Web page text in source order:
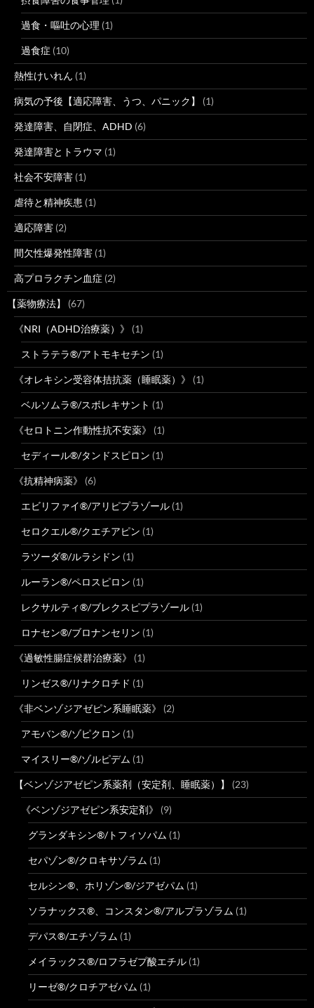
過食・嘔吐の心理 (1)
過食症 (10)
熱性けいれん (1)
病気の予後【適応障害、うつ、パニック】 (1)
発達障害、自閉症、ADHD (6)
発達障害とトラウマ (1)
社会不安障害 (1)
虐待と精神疾患 (1)
適応障害 (2)
間欠性爆発性障害 (1)
高プロラクチン血症 (2)
【薬物療法】 (67)
《NRI（ADHD治療薬）》 (1)
ストラテラ®/アトモキセチン (1)
《オレキシン受容体拮抗薬（睡眠薬）》 (1)
ベルソムラ®/スボレキサント (1)
《セロトニン作動性抗不安薬》 (1)
セディール®/タンドスピロン (1)
《抗精神病薬》 (6)
エビリファイ®/アリピプラゾール (1)
セロクエル®/クエチアピン (1)
ラツーダ®/ルラシドン (1)
ルーラン®/ペロスピロン (1)
レクサルティ®/ブレクスピプラゾール (1)
ロナセン®/ブロナンセリン (1)
《過敏性腸症候群治療薬》 (1)
リンゼス®/リナクロチド (1)
《非ベンゾジアゼピン系睡眠薬》 (2)
アモバン®/ゾピクロン (1)
マイスリー®/ゾルピデム (1)
【ベンゾジアゼピン系薬剤（安定剤、睡眠薬）】 (23)
《ベンゾジアゼピン系安定剤》 (9)
グランダキシン®/トフィソパム (1)
セパゾン®/クロキサゾラム (1)
セルシン®、ホリゾン®/ジアゼパム (1)
ソラナックス®、コンスタン®/アルプラゾラム (1)
デパス®/エチゾラム (1)
メイラックス®/ロフラゼプ酸エチル (1)
リーゼ®/クロチアゼパム (1)